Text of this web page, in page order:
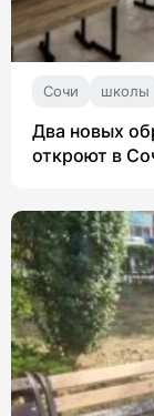
Сочи школы
Два новых
откроют в